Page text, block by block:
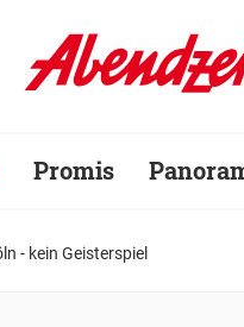
Promis
- kein Geisterspiel